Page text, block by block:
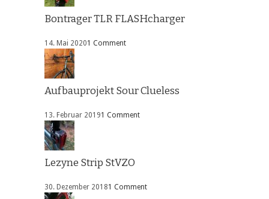
Bontrager TLR FLASHcharger
14. Mai 20201 Comment
Aufbauprojekt Sour Clueless
13. Februar 20191 Comment
Lezyne Strip StVZO
30. Dezember 20181 Comment